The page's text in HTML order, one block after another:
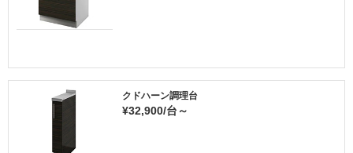
t
i
クドハーン調理台
¥32,900/台～